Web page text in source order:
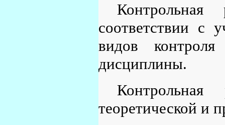
соответствии с
видов
дисциплины.
теоретической и